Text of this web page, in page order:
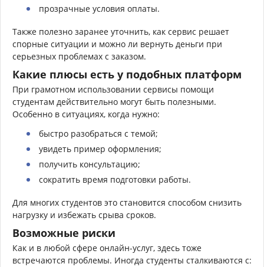
прозрачные условия оплаты.
Также полезно заранее уточнить, как сервис решает
спорные ситуации и можно ли вернуть деньги при
серьезных проблемах с заказом.
Какие плюсы есть у подобных платформ
При грамотном использовании сервисы помощи
студентам действительно могут быть полезными.
Особенно в ситуациях, когда нужно:
быстро разобраться с темой;
увидеть пример оформления;
получить консультацию;
сократить время подготовки работы.
Для многих студентов это становится способом снизить
нагрузку и избежать срыва сроков.
Возможные риски
Как и в любой сфере онлайн-услуг, здесь тоже
встречаются проблемы. Иногда студенты сталкиваются с: